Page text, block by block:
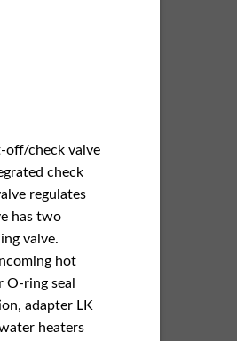
off/check valve
check
regulates
has two
valve.
hot
ring seal
adapter LK
heaters